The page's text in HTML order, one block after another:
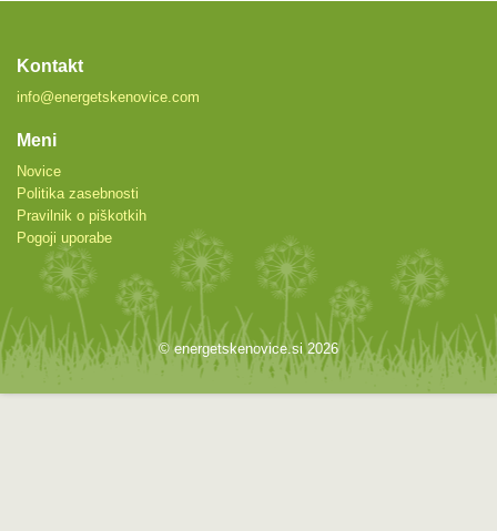
Kontakt
info@energetskenovice.com
Meni
Novice
Politika zasebnosti
Pravilnik o piškotkih
Pogoji uporabe
© energetskenovice.si 2026